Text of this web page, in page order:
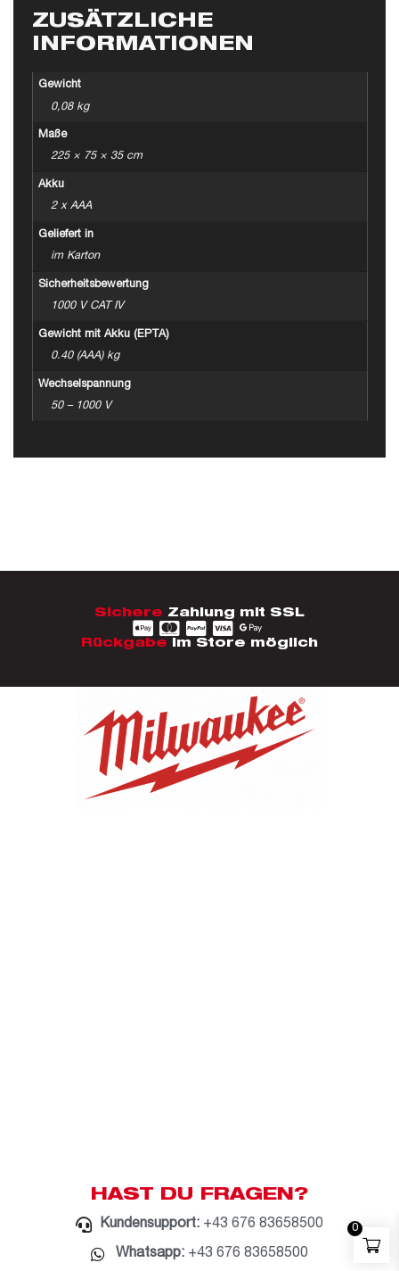
ZUSÄTZLICHE
INFORMATIONEN
Gewicht
0,08 kg
Maße
225 × 75 × 35 cm
Akku
2 x AAA
Geliefert in
im Karton
Sicherheitsbewertung
1000 V CAT IV
Gewicht mit Akku (EPTA)
0.40 (AAA) kg
Wechselspannung
50 – 1000 V
Sichere Zahlung mit SSL
Rückgabe im Store möglich
HAST DU FRAGEN?
Kundensupport: +43 676 83658500
Whatsapp:+43 676 83658500
0